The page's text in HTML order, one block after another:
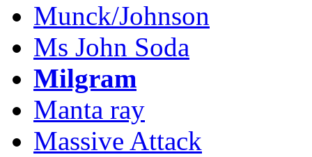
Munck/Johnson
Ms John Soda
Milgram
Manta ray
Massive Attack